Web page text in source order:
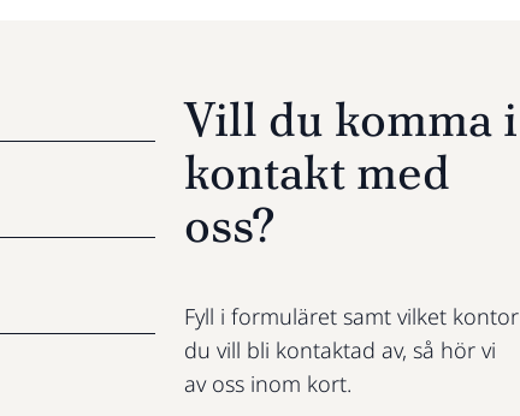
Vill du komma i
kontakt med
oss?
Fyll i formuläret samt vilket kontor
du vill bli kontaktad av, så hör vi
av oss inom kort.